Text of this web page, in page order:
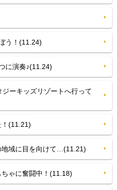
う！(11.24)
演奏♪(11.24)
ーキッズリゾートへ行って
(11.21)
域に目を向けて…(11.21)
ゃに奮闘中！(11.18)